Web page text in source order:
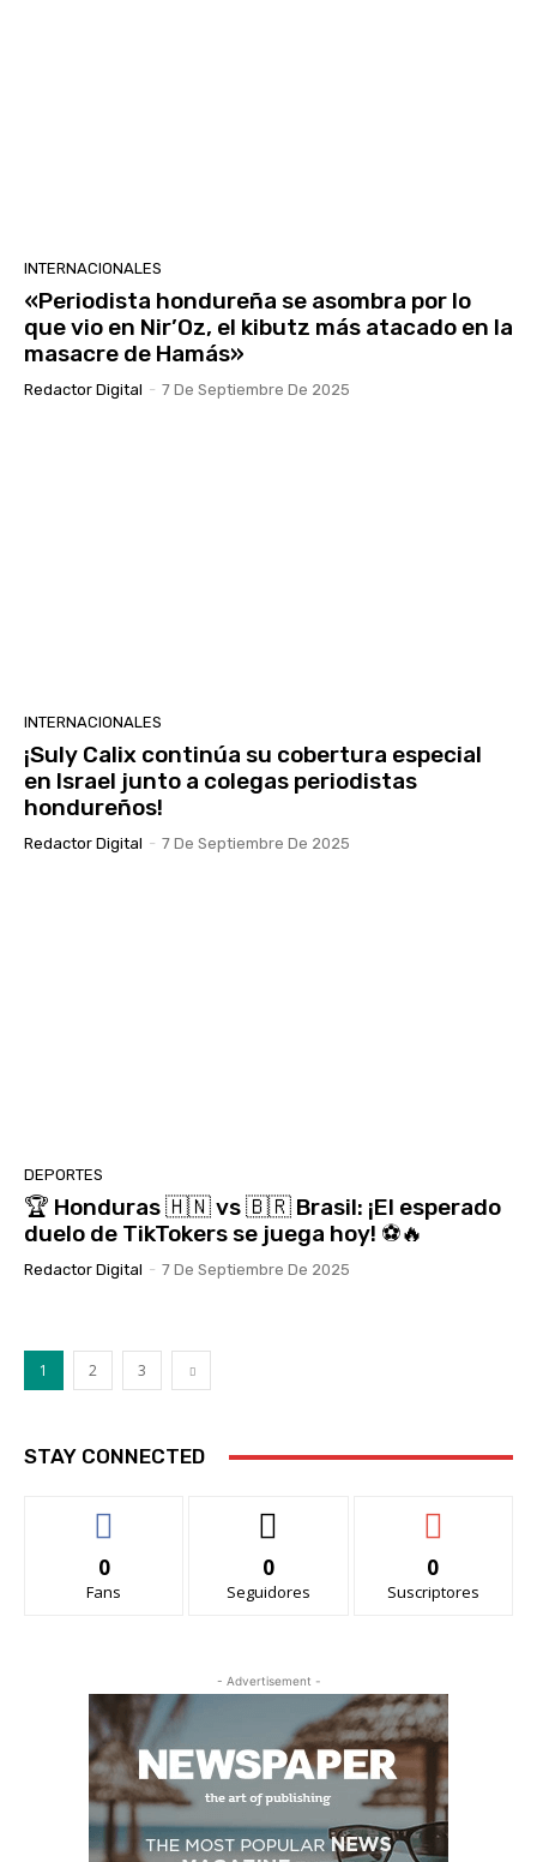
INTERNACIONALES
«Periodista hondureña se asombra por lo
que vio en Nir’Oz, el kibutz más atacado en la
masacre de Hamás»
Redactor Digital - 7 De Septiembre De 2025
INTERNACIONALES
¡Suly Calix continúa su cobertura especial
en Israel junto a colegas periodistas
hondureños!
Redactor Digital - 7 De Septiembre De 2025
DEPORTES
🏆 Honduras 🇭🇳 vs 🇧🇷 Brasil: ¡El esperado
duelo de TikTokers se juega hoy! ⚽🔥
Redactor Digital - 7 De Septiembre De 2025
1 2 3
STAY CONNECTED
0
Fans
0
Seguidores
0
Suscriptores
- Advertisement -